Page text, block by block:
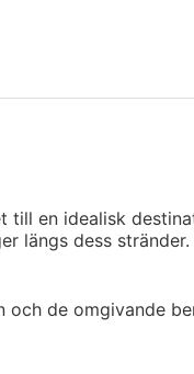
till en idealisk
längs dess stränder.
de omgivande